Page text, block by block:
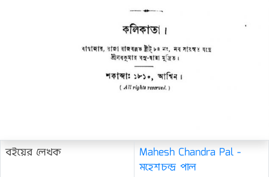
বইয়ের লেখক
Mahesh Chandra Pal -
মহেশচন্দ্র পাল